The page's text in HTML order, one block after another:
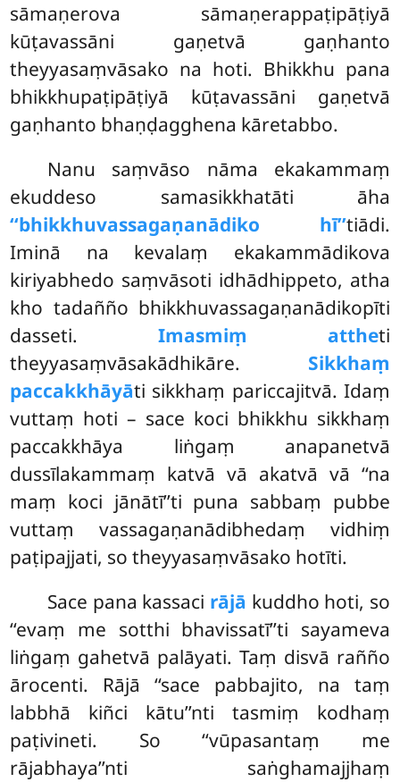
sāmaṇerova sāmaṇerappaṭipāṭiyā
kūṭavassāni gaṇetvā gaṇhanto
theyyasaṃvāsako na hoti. Bhikkhu pana
bhikkhupaṭipāṭiyā kūṭavassāni gaṇetvā
gaṇhanto bhaṇḍagghena kāretabbo.
Nanu saṃvāso nāma ekakammaṃ
ekuddeso samasikkhatāti āha
‘‘bhikkhuvassagaṇanādiko hī’’tiādi.
Iminā na kevalaṃ ekakammādikova
kiriyabhedo saṃvāsoti idhādhippeto, atha
kho tadañño bhikkhuvassagaṇanādikopīti
dasseti. Imasmiṃ attheti
theyyasaṃvāsakādhikāre. Sikkhaṃ
paccakkhāyāti sikkhaṃ pariccajitvā. Idaṃ
vuttaṃ hoti – sace koci bhikkhu sikkhaṃ
paccakkhāya liṅgaṃ anapanetvā
dussīlakammaṃ katvā vā akatvā vā ‘‘na
maṃ koci jānātī’’ti puna sabbaṃ pubbe
vuttaṃ vassagaṇanādibhedaṃ vidhiṃ
paṭipajjati, so theyyasaṃvāsako hotīti.
Sace pana kassaci rājā kuddho hoti, so
‘‘evaṃ me sotthi bhavissatī’’ti sayameva
liṅgaṃ gahetvā palāyati. Taṃ disvā rañño
ārocenti. Rājā ‘‘sace pabbajito, na taṃ
labbhā kiñci kātu’’nti tasmiṃ kodhaṃ
paṭivineti. So ‘‘vūpasantaṃ me
rājabhaya’’nti saṅghamajjhaṃ